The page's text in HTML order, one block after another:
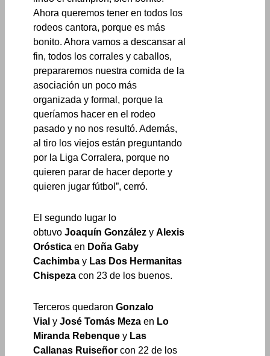
Ahora queremos tener en todos los
rodeos cantora, porque es más
bonito. Ahora vamos a descansar al
fin, todos los corrales y caballos,
prepararemos nuestra comida de la
asociación un poco más
organizada y formal, porque la
queríamos hacer en el rodeo
pasado y no nos resultó. Además,
al tiro los viejos están preguntando
por la Liga Corralera, porque no
quieren parar de hacer deporte y
quieren jugar fútbol”, cerró.
El segundo lugar lo
obtuvoJoaquín GonzálezyAlexis
Orósticaen Doña Gaby
Cachimbay Las Dos Hermanitas
Chispezacon 23 de los buenos.
Terceros quedaronGonzalo
VialyJosé Tomás Mezaen Lo
Miranda Rebenquey Las
Callanas Ruiseñorcon 22 de los